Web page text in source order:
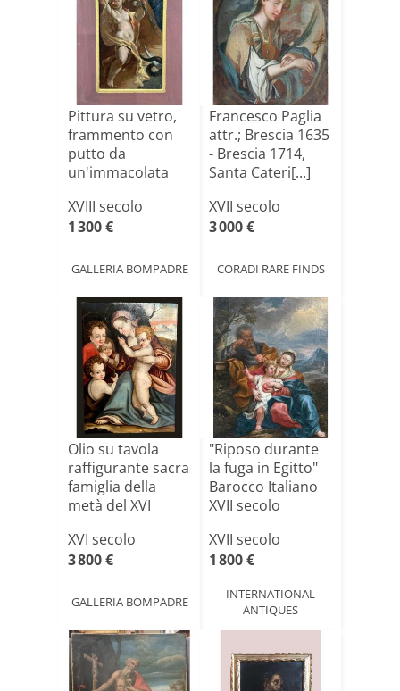
Pittura su vetro,
frammento con
putto da
un'immacolata
XVIII secolo
1 300 €
GALLERIA BOMPADRE
Francesco Paglia
attr.; Brescia 1635
- Brescia 1714,
Santa Cateri[...]
XVII secolo
3 000 €
CORADI RARE FINDS
Olio su tavola
raffigurante sacra
famiglia della
metà del XVI
XVI secolo
3 800 €
GALLERIA BOMPADRE
"Riposo durante
la fuga in Egitto"
Barocco Italiano
XVII secolo
XVII secolo
1 800 €
INTERNATIONAL
ANTIQUES